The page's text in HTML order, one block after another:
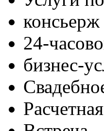
консьерж
24-
бизнес-